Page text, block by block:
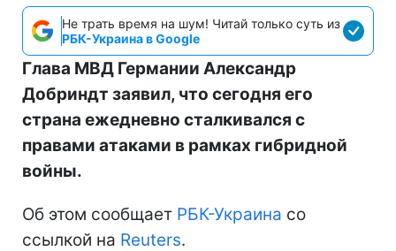
Не трать время на шум! Читай только суть из
РБК-Украина в Google
Глава МВД Германии Александр
Добриндт заявил, что сегодня его
страна ежедневно сталкивался с
правами атаками в рамках гибридной
войны.
Об этом сообщает РБК-Украина со
ссылкой на Reuters.